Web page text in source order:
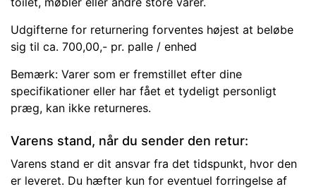
Udgifterne for returnering forventes højest at beløbe
sig til ca. 700,00,- pr. palle / enhed
Bemærk: Varer som er fremstillet efter dine
specifikationer eller har fået et tydeligt personligt
præg, kan ikke returneres.
Varens stand, når du sender den retur:
Varens stand er dit ansvar fra det tidspunkt, hvor den
er leveret. Du hæfter kun for eventuel forringelse af